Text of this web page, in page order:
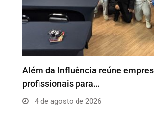
Wesley Cezar reúne principais
PL e…
3 de agosto de 2026